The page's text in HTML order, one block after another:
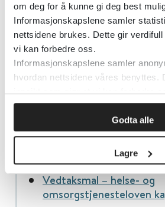
om deg for å kunne gi deg best
Informasjonskapslene samler
nettsidene brukes. Dette gir
vi kan forbedre oss.
Informasjonskapslene samler
hvordan nettsidene våres benyttes.
innsikt som gjør at vi kan forbedre
Godta alle
Lagre
Søknadsmaler for
og dispensasjon
omsorgstjenesteloven
Vedtaksmal – helse- og
omsorgstjenesteloven